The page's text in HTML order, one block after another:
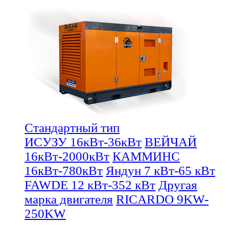
Стандартный тип
ИСУЗУ 16кВт-36кВт ВЕЙЧАЙ
16кВт-2000кВт КАММИНС
16кВт-780кВт Яндун 7 кВт-65 кВт
FAWDE 12 кВт-352 кВт Другая
марка двигателя RICARDO 9KW-
250KW